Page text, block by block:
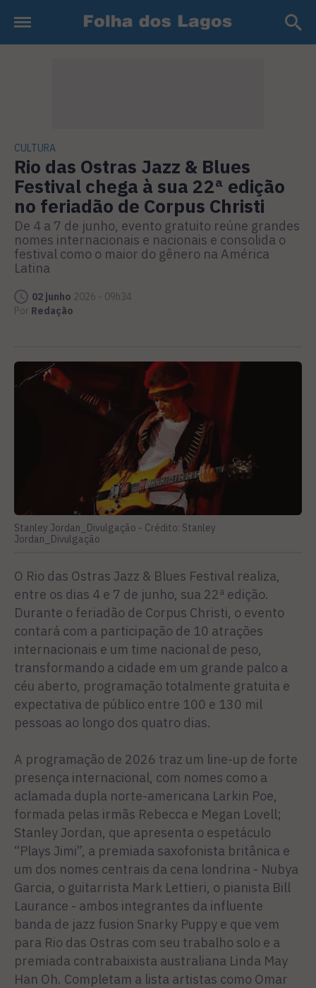
CULTURA
Rio das Ostras Jazz & Blues
Festival chega à sua 22ª edição
no feriadão de Corpus Christi
De 4 a 7 de junho, evento gratuito reúne grandes
nomes internacionais e nacionais e consolida o
festival como o maior do gênero na América
Latina
02 junho 2026 - 09h34
Por Redação
Stanley Jordan_Divulgação - Crédito: Stanley
Jordan_Divulgação
O Rio das Ostras Jazz & Blues Festival realiza,
entre os dias 4 e 7 de junho, sua 22ª edição.
Durante o feriadão de Corpus Christi, o evento
contará com a participação de 10 atrações
internacionais e um time nacional de peso,
transformando a cidade em um grande palco a
céu aberto, programação totalmente gratuita e
expectativa de público entre 100 e 130 mil
pessoas ao longo dos quatro dias.
A programação de 2026 traz um line-up de forte
presença internacional, com nomes como a
aclamada dupla norte-americana Larkin Poe,
formada pelas irmãs Rebecca e Megan Lovell;
Stanley Jordan, que apresenta o espetáculo
“Plays Jimi”, a premiada saxofonista britânica e
um dos nomes centrais da cena londrina - Nubya
Garcia, o guitarrista Mark Lettieri, o pianista Bill
Laurance - ambos integrantes da influente
banda de jazz fusion Snarky Puppy e que vem
para Rio das Ostras com seu trabalho solo e a
premiada contrabaixista australiana Linda May
Han Oh. Completam a lista artistas como Omar